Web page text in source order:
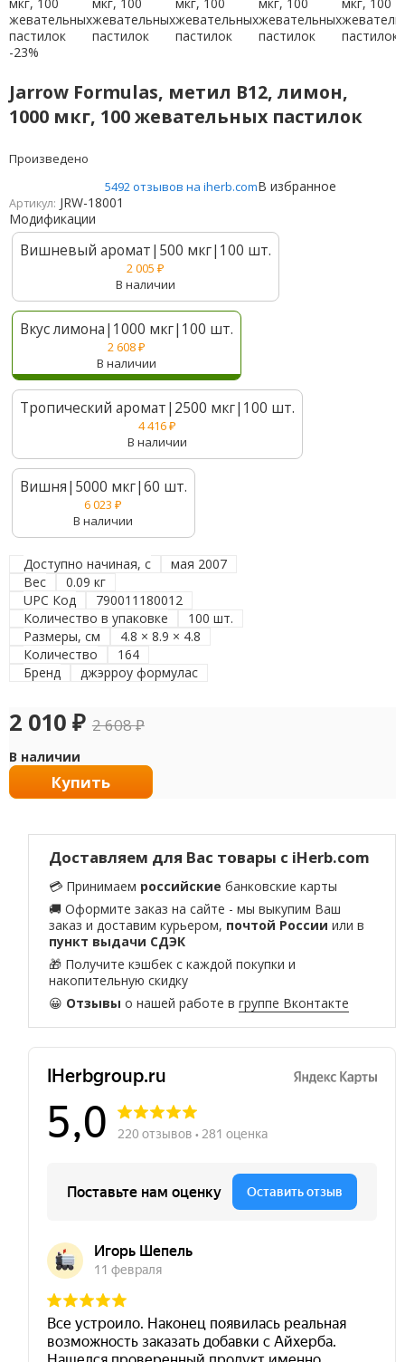
-23%
Jarrow Formulas, метил B12, лимон,
1000 мкг, 100 жевательных пастилок
Произведено
5492 отзывов на iherb.comВ избранное
Артикул: JRW-18001
Модификации
Вишневый аромат|500 мкг|100 шт.
2 005 ₽
В наличии
Вкус лимона|1000 мкг|100 шт.
2 608₽
В наличии
Тропический аромат|2500 мкг|100 шт.
4 416₽
В наличии
Вишня|5000 мкг|60 шт.
6 023₽
В наличии
Доступно начиная, с
мая 2007
Вес
0.09 кг
UPC Код
790011180012
Количество в упаковке
100 шт.
Размеры, см
4.8 × 8.9 × 4.8
Количество
164
Бренд
джэрроу формулас
2 010 ₽ 2 608₽
В наличии
Купить
Доставляем для Вас товары с iHerb.com
💳 Принимаем российские банковские карты
🚚 Оформите заказ на сайте - мы выкупим Ваш
заказ и доставим курьером, почтой России или в
пункт выдачи СДЭК
🎁 Получите кэшбек с каждой покупки и
накопительную скидку
😀 Отзывы о нашей работе вгруппе Вконтакте